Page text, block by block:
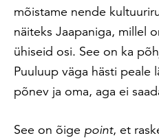
mõistame nende
näiteks Jaapaniga, millel
ühiseid osi. See on ka
Puuluup väga hästi peale
põnev ja oma, aga ei
See on õige point, et